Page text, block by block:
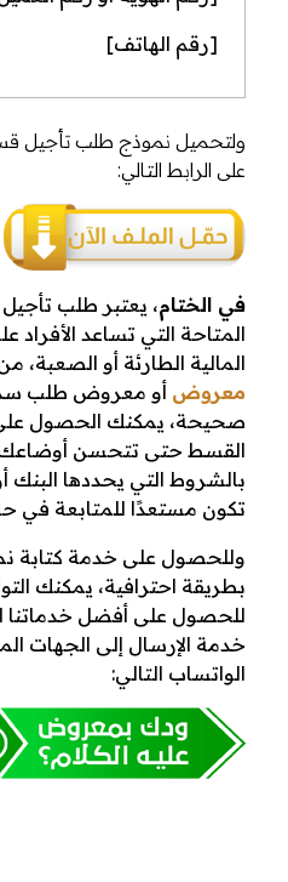
[رقم الهاتف]
على الرابط التالي:
في الختام، يعتبر طلب
المتاحة التي تساعد
المالية الطارئة أو الصعبة،
معروض أو معروض طلب
صحيحة، يمكنك الحصول
القسط حتى تتحسن أوضاعك،
بالشروط التي يحددها البنك
تكون مستعدًا للمتابعة في
وللحصول على خدمة كتابة
بطريقة احترافية، يمكنك
للحصول على أفضل خدماتنا
خدمة الإرسال إلى الجهات
الواتساب التالي: